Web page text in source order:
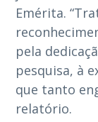
Emérita.
pela
pesquisa, à
que tanto
relatório.